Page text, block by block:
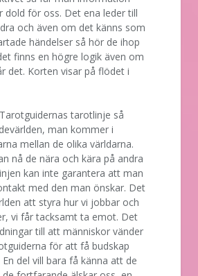
dold för oss. Det ena leder till
och även om det känns som
händelser så hör de ihop
finns en högre logik även om
det. Korten visar på flödet i
tarotlinje så
man kommer i
mellan de olika världarna.
nå de nära och kära på andra
kan inte garantera att man
med den man önskar. Det
att styra hur vi jobbar och
vi får tacksamt ta emot. Det
till att människor vänder
för att få budskap
del vill bara få känna att de